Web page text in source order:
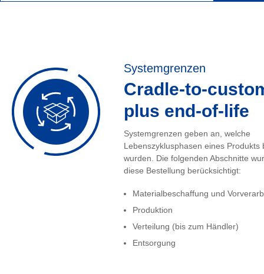
Systemgrenzen
Cradle-to-
plus end-of-life
Systemgrenzen geben an, welche
Lebenszyklusphasen eines Produkts
wurden. Die folgenden Abschnitte
diese Bestellung berücksichtigt:
Materialbeschaffung und
Produktion
Verteilung (bis zum Händler)
Entsorgung